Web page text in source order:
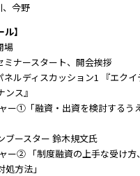
今野
】
場
ミナースタート、開会挨拶
ネルディスカッション1 『エク
ンス』
ー①「融資・出資を検討するう
ースター 鈴木規文氏
② 「制度融資の上手な受け方
処方法」